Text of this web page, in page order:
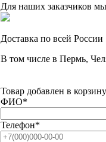
Для наших заказчиков
Доставка по всей России
В том числе в Пермь,
Товар добавлен в корзину
ФИО*
Телефон*